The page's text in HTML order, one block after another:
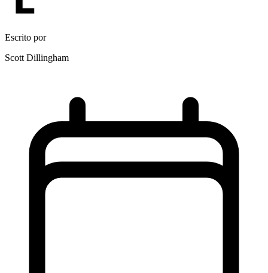
Escrito por
Scott Dillingham